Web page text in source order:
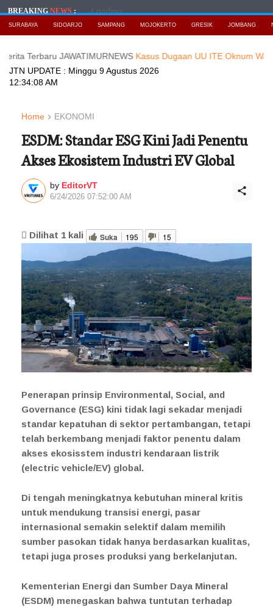
BREAKINGNEWS: Loading...
SURABAYA SIDOARJO SAMPANG MOJOKERTO GRESIK JOMBANG
JAWATIMURNEWSKasus Dugaan UU ITE Oknum Wartawati, di
JTN UPDATE : Minggu 9 Agustus 2026
12:34:10 AM
Home EKONOMI
ESDM: Standar ESG Kini Jadi Penentu
Akses Ekosistem Industri EV Global
by EditorVT
6/24/2026 07:52:00 AM
Dilihat 1 kali Suka 195 15
Penerapan prinsip Environmental, Social, and
Governance (ESG) kini tidak lagi sekadar menjadi
standar kepatuhan di sektor pertambangan, tetapi
telah berkembang menjadi faktor penentu dalam
akses ekosisstem industri kendaraan listrik
(electric vehicle/EV) global.
Di tengah meningkatnya kebutuhan mineral kritis
untuk mendukung transisi energi, pasar
internasional semakin selektif dalam memilih
sumber pasokan tidak hanya berdasarkan kualitas,
tetapi juga proses produksi yang berkelanjutan.
Kementerian Energi dan Sumber Daya Mineral
(ESDM) menegaskan bahwa tuntutan terhadap